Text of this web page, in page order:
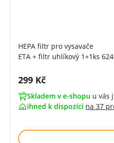
HEPA filtr pro vysavače
ETA + filtr uhlíkový 1+1ks
Cena s DPH:
299 Kč
Skladem v e-shopu u vás
ihned k dispozici na 37